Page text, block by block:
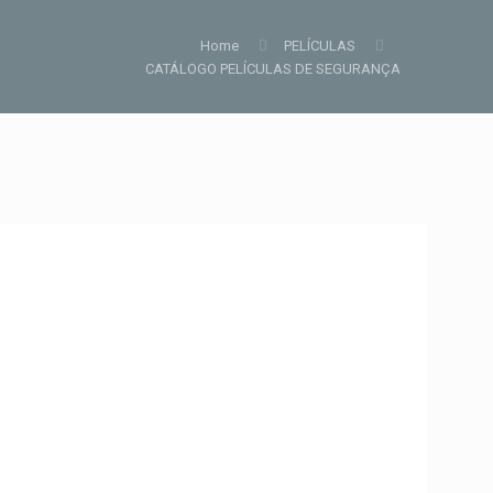
Home
PELÍCULAS
CATÁLOGO PELÍCULAS DE SEGURANÇA